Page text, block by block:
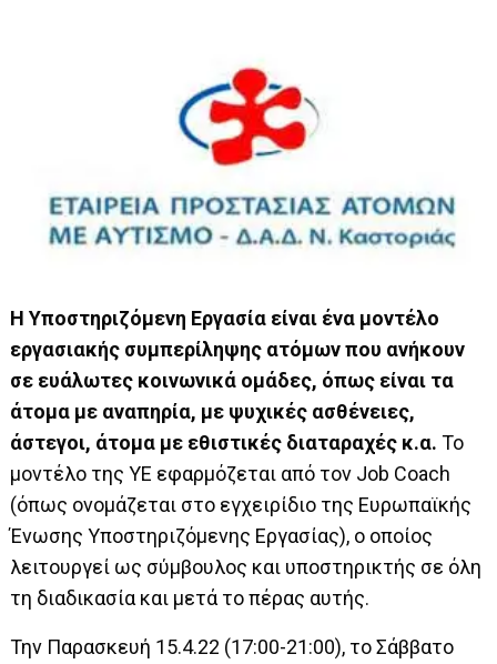
Η Υποστηριζόμενη Εργασία είναι ένα μοντέλο
εργασιακής συμπερίληψης ατόμων που ανήκουν
σε ευάλωτες κοινωνικά ομάδες, όπως είναι τα
άτομα με αναπηρία, με ψυχικές ασθένειες,
άστεγοι, άτομα με εθιστικές διαταραχές κ.α. Το
μοντέλο της ΥΕ εφαρμόζεται από τον Job Coach
(όπως ονομάζεται στο εγχειρίδιο της Ευρωπαϊκής
Ένωσης Υποστηριζόμενης Εργασίας), ο οποίος
λειτουργεί ως σύμβουλος και υποστηρικτής σε όλη
τη διαδικασία και μετά το πέρας αυτής.
Την Παρασκευή 15.4.22 (17:00-21:00), το Σάββατο